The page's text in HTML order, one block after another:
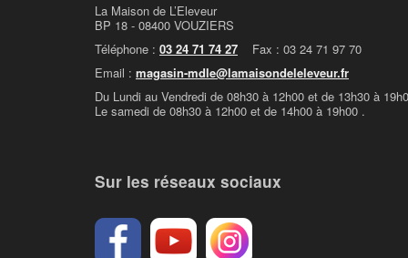
La Maison de L’Eleveur
BP 18 - 08400 VOUZIERS
Téléphone : 03 24 71 74 27 Fax : 03 24 71 97 70
Email : magasin-mdle@lamaisondeleleveur.fr
Du Lundi au Vendredi de 08h30 à 12h00 et de 13h30 à
Le samedi de 08h30 à 12h00 et de 14h00 à 19h00 .
Sur les réseaux sociaux